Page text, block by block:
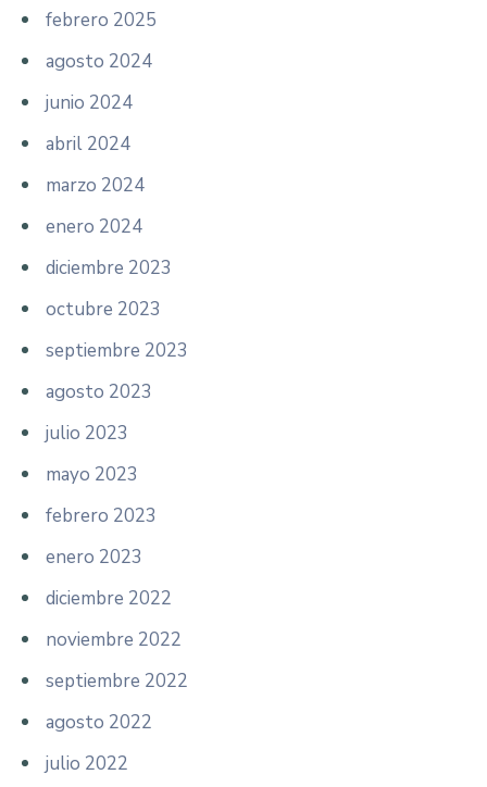
febrero 2025
agosto 2024
junio 2024
abril 2024
marzo 2024
enero 2024
diciembre 2023
octubre 2023
septiembre 2023
agosto 2023
julio 2023
mayo 2023
febrero 2023
enero 2023
diciembre 2022
noviembre 2022
septiembre 2022
agosto 2022
julio 2022